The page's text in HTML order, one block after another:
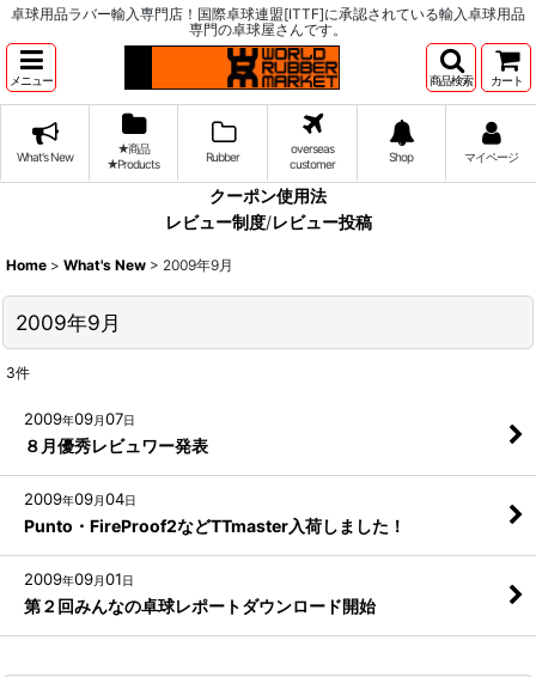
卓球用品ラバー輸入専門店！国際卓球連盟[ITTF]に承認されている輸入卓球用品
専門の卓球屋さんです。
メニュー 商品検索 カート
What's New
★商品
★Products
Rubber
overseas
customer
Shop マイページ
クーポン使用法
レビュー制度/レビュー投稿
Home > What's New > 2009年9月
2009年9月
3件
2009年09月07日
８月優秀レビュワー発表
2009年09月04日
Punto・FireProof2などTTmaster入荷しました！
2009年09月01日
第２回みんなの卓球レポートダウンロード開始